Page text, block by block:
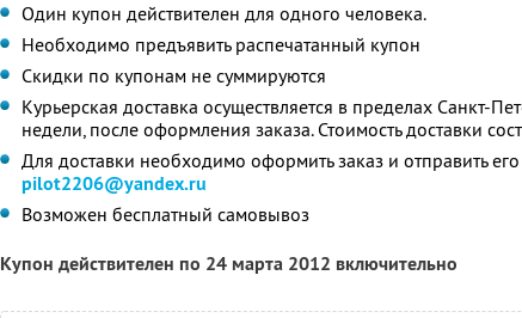
Один купон действителен для одного человека.
Необходимо предъявить распечатанный купон
Скидки по купонам не суммируются
Курьерская доставка осуществляется в пределах Санкт-
недели, после оформления заказа. Стоимость доставки
Для доставки необходимо оформить заказ и отправить
pilot2206@yandex.ru
Возможен бесплатный самовывоз
Купон действителен по 24 марта 2012 включительно